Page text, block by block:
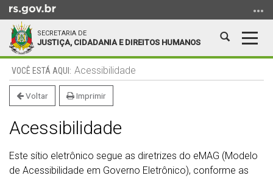
para
conteúdo
para
menu
para
busca
SECRETARIA DE
JUSTIÇA, CIDADANIA E DIREITOS HUMANOS
Abrir
Início
do
conteúdo
Acessibilidade
Voltar Imprimir
Acessibilidade
Este sítio eletrônico segue as diretrizes do eMAG (Modelo
de Acessibilidade em Governo Eletrônico), conforme as